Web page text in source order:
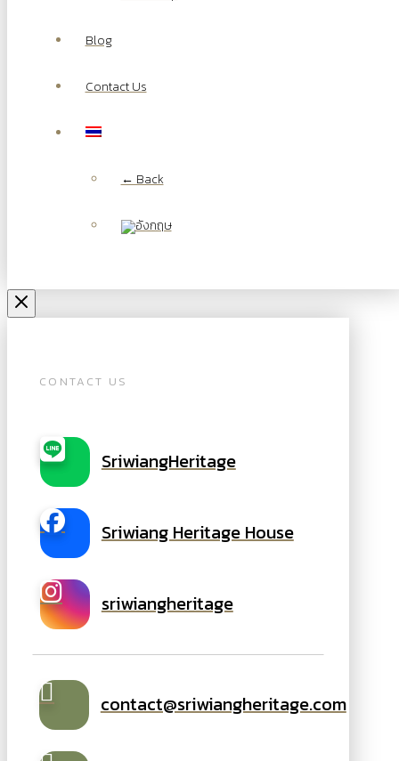
Blog
Contact Us
← Back
CONTACT US
SriwiangHeritage
Sriwiang Heritage House
sriwiangheritage
contact@sriwiangheritage.com